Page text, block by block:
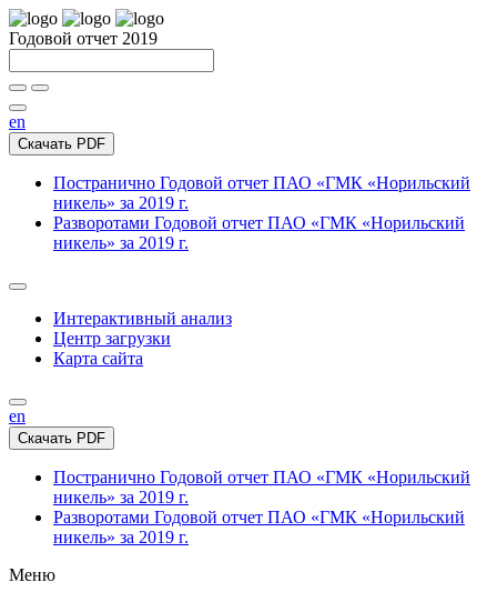
Годовой отчет 2019
en
Скачать PDF
Постранично Годовой отчет ПАО «ГМК «Норильский
никель» за 2019 г.
Разворотами Годовой отчет ПАО «ГМК «Норильский
никель» за 2019 г.
Интерактивный анализ
Центр загрузки
Карта сайта
en
Скачать PDF
Постранично Годовой отчет ПАО «ГМК «Норильский
никель» за 2019 г.
Разворотами Годовой отчет ПАО «ГМК «Норильский
никель» за 2019 г.
Меню